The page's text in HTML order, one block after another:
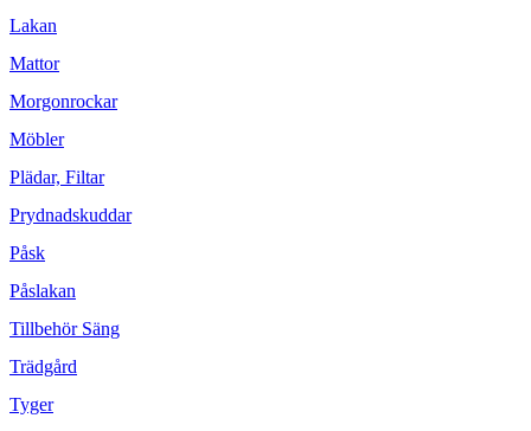
Lakan
Mattor
Morgonrockar
Möbler
Plädar, Filtar
Prydnadskuddar
Påsk
Påslakan
Tillbehör Säng
Trädgård
Tyger